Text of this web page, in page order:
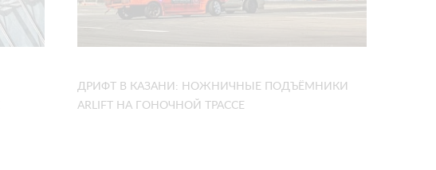
ДРИФТ В КАЗАНИ: НОЖНИЧНЫЕ ПОДЪЁМНИКИ
ARLIFT НА ГОНОЧНОЙ ТРАССЕ